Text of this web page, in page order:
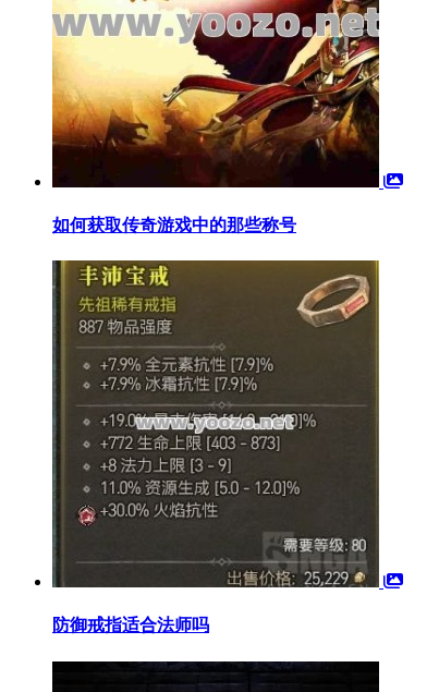
如何获取传奇游戏中的那些称号
防御戒指适合法师吗